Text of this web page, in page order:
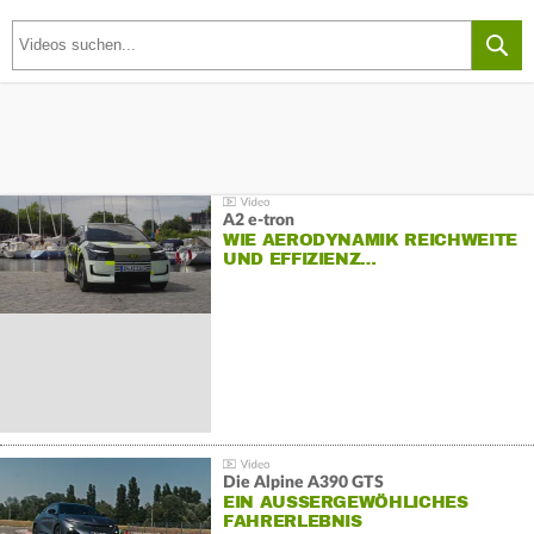
A2 e-tron
WIE AERODYNAMIK REICHWEITE
UND EFFIZIENZ…
Die Alpine A390 GTS
EIN AUSSERGEWÖHLICHES F
AHRERLEBNIS